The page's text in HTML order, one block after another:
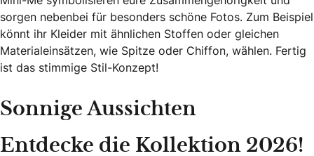
sorgen nebenbei für besonders schöne Fotos. Zum Beispiel
könnt ihr Kleider mit ähnlichen Stoffen oder gleichen
Materialeinsätzen, wie Spitze oder Chiffon, wählen. Fertig
ist das stimmige Stil-Konzept!
Sonnige Aussichten
Entdecke die Kollektion 2026!